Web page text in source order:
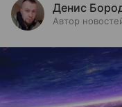
Денис
Автор